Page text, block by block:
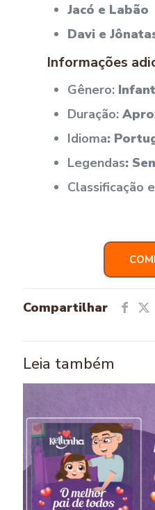
Jacó e Labão
Davi e
Informações
Gênero:
Duração:
Idioma:
Legendas:
Classificação
Compartilhar
Leia também